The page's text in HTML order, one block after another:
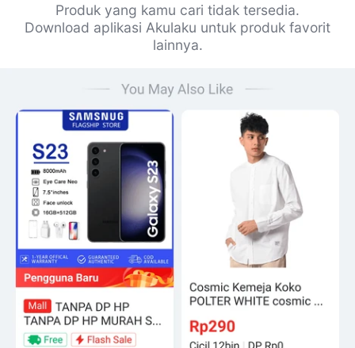
Produk yang kamu cari tidak tersedia.
Download aplikasi Akulaku untuk produk favorit
lainnya.